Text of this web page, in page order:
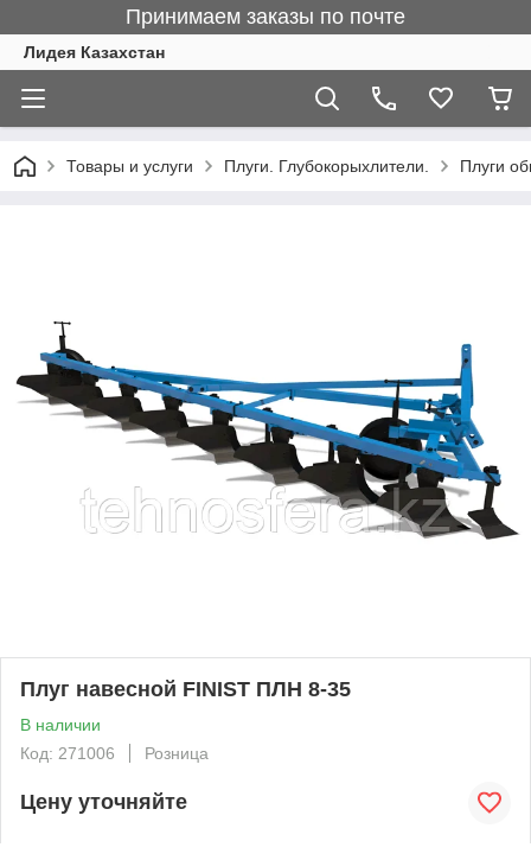
Принимаем заказы по почте
Лидея Казахстан
Товары и услуги Плуги. Глубокорыхлители. Плуги
Плуг навесной FINIST ПЛН 8-35
В наличии
Код: 271006
Розница
Цену уточняйте